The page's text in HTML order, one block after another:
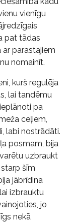
vienīgu
pat tādas
ar parastajiem
nomainīt.
kurš regulēja
lai tandēmu
pa
ceļiem,
labi nostrādāti.
posmam, bija
uzbraukt
šīm
jābrīdina
izbrauktu
jo
nekā